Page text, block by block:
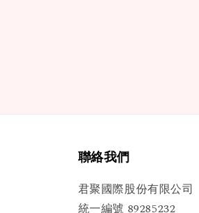
聯絡我們
君聚國際股份有限公司
統一編號 89285232